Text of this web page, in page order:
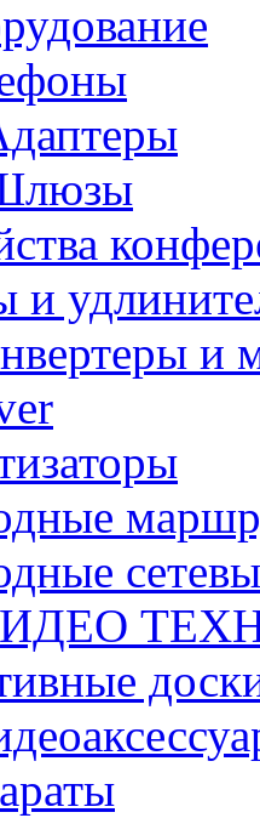
и
и